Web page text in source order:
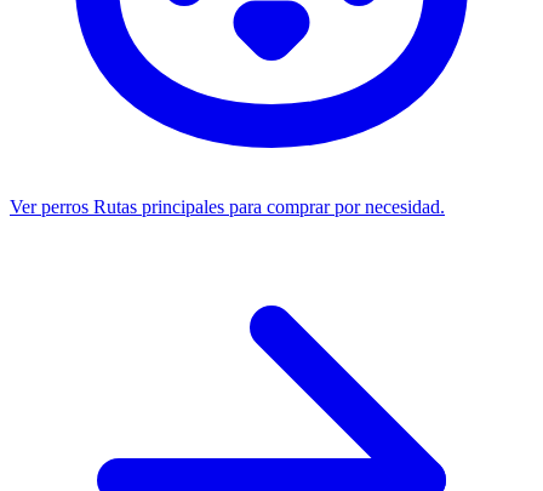
Ver perros Rutas principales para comprar por necesidad.